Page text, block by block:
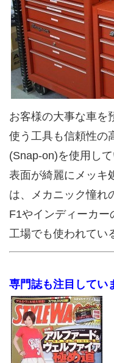
お客様の大事な車を
使う工具も信頼性の
(Snap-on)を使用して
表面が綺麗にメッキ
は、メカニック憧れ
F1やインディーカー
工場でも使われてい
専門誌も注目してい